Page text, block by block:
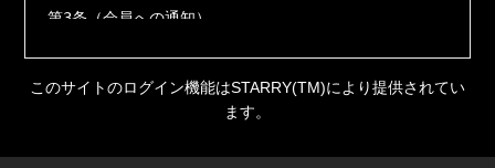
第3条（会員への通知）
＜第2章　会員＞
第4条（会員）本規約における会員とは、当社に対し当会への
第5条（入会の承認）
このサイトのログイン機能はSTARRY(TM)により提供されてい
ます。